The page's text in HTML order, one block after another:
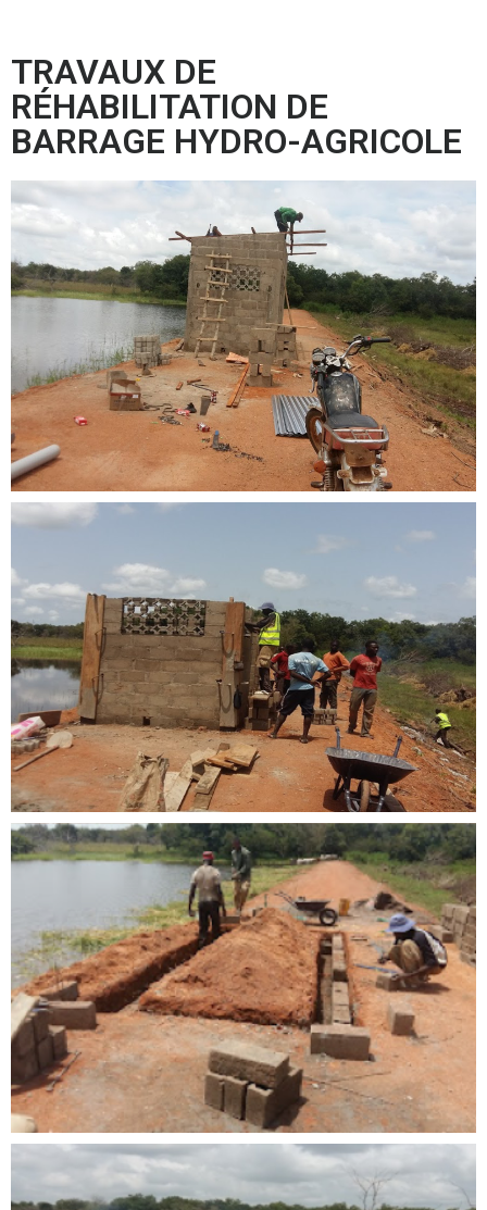
TRAVAUX DE
RÉHABILITATION DE
BARRAGE HYDRO-AGRICOLE